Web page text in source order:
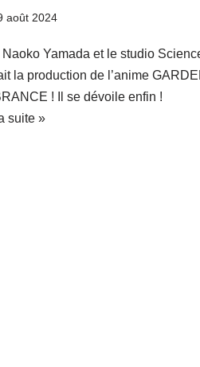
août 2024
Yamada et le studio
la production de l’anime
! Il se dévoile enfin !
suite »